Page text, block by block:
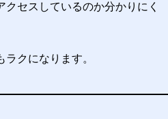
セスしているのか分かりにく
クになります。